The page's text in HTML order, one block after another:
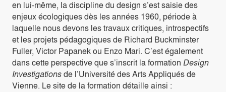
en lui-même, la discipline du design s’est saisie des
enjeux écologiques dès les années 1960, période à
laquelle nous devons les travaux critiques, introspectifs
et les projets pédagogiques de Richard Buckminster
Fuller, Victor Papanek ou Enzo Mari. C’est également
dans cette perspective que s’inscrit la formation Design
Investigationsde l’Université des Arts Appliqués de
Vienne. Le site de la formation détaille ainsi :